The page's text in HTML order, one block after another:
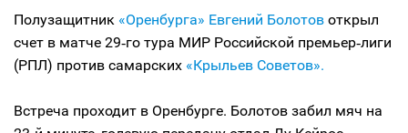
Полузащитник «Оренбурга» Евгений Болотов открыл
счет в матче 29‑го тура МИР Российской премьер‑лиги
(РПЛ) против самарских «Крыльев Советов».
Встреча проходит в Оренбурге. Болотов забил мяч на